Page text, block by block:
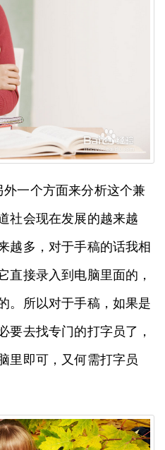
一个方面来分析这个兼
社会现在发展的越来越
越多，对于手稿的话我相
直接录入到电脑里面的，
。所以对于手稿，如果是
要去找专门的打字员了，
里即可，又何需打字员